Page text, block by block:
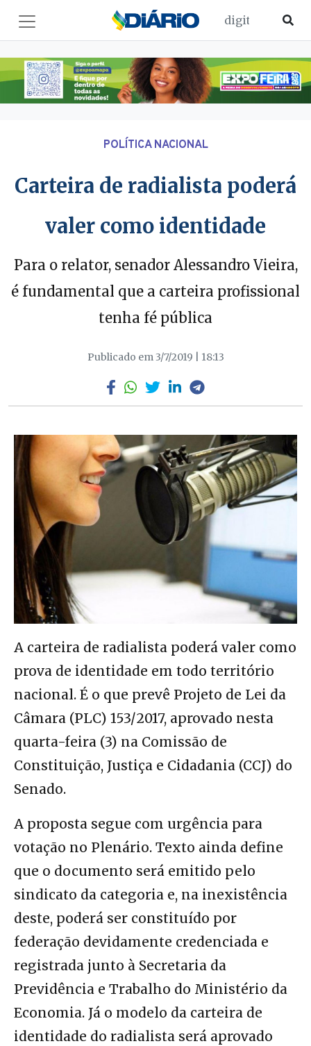
POLÍTICA NACIONAL
Carteira de radialista poderá
valer como identidade
Para o relator, senador Alessandro Vieira,
é fundamental que a carteira profissional
tenha fé pública
Publicado em 3/7/2019 | 18:13
A carteira de radialista poderá valer como
prova de identidade em todo território
nacional. É o que prevê Projeto de Lei da
Câmara (PLC) 153/2017, aprovado nesta
quarta-feira (3) na Comissão de
Constituição, Justiça e Cidadania (CCJ) do
Senado.
A proposta segue com urgência para
votação no Plenário. Texto ainda define
que o documento será emitido pelo
sindicato da categoria e, na inexistência
deste, poderá ser constituído por
federação devidamente credenciada e
registrada junto à Secretaria da
Previdência e Trabalho do Ministério da
Economia. Já o modelo da carteira de
identidade do radialista será aprovado